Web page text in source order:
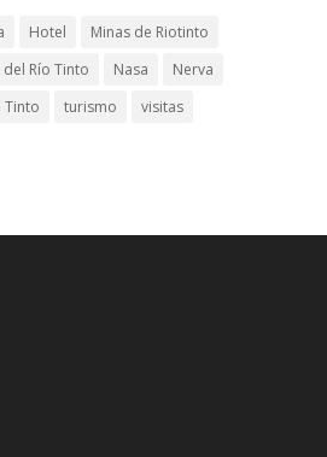
Hotel
Minas de Riotinto
Río Tinto Nasa
Nerva
Tinto turismo
visitas